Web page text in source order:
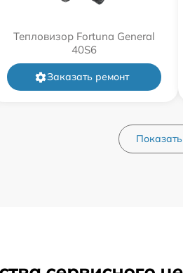
Тепловизор Fortuna General
40S6
Заказать ремонт